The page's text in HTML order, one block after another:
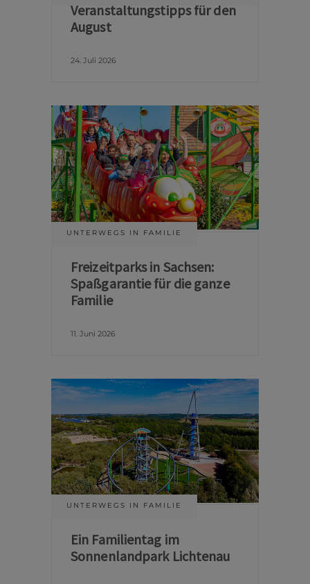
Veranstaltungstipps für den
August
24. Juli 2026
UNTERWEGS IN FAMILIE
Freizeitparks in Sachsen:
Spaßgarantie für die ganze
Familie
11. Juni 2026
UNTERWEGS IN FAMILIE
Ein Familientag im
Sonnenlandpark Lichtenau